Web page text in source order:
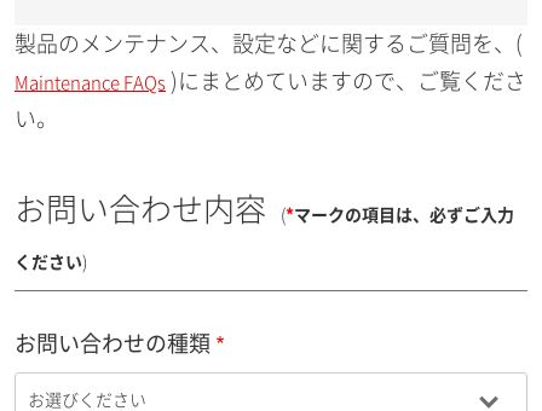
製品のメンテナンス、設定などに関するご質問を、(
Maintenance FAQs )にまとめていますので、ご覧くださ
い。
お問い合わせ内容 (*マークの項目は、必ずご入力
ください)
お問い合わせの種類